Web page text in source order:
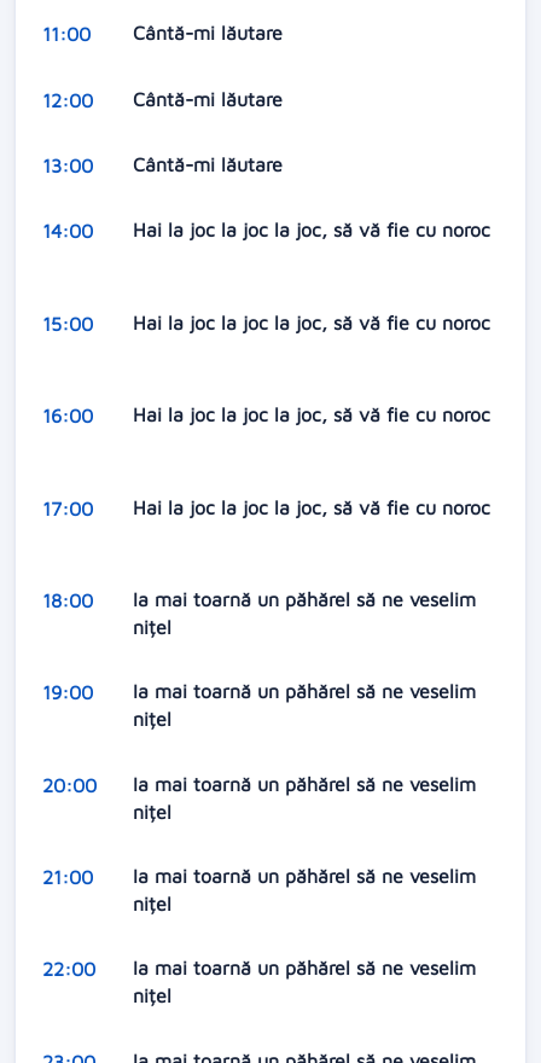
11:00 Cântă-mi lăutare
12:00 Cântă-mi lăutare
13:00 Cântă-mi lăutare
14:00 Hai la joc la joc la joc, să vă fie cu noroc
15:00 Hai la joc la joc la joc, să vă fie cu noroc
16:00 Hai la joc la joc la joc, să vă fie cu noroc
17:00 Hai la joc la joc la joc, să vă fie cu noroc
18:00
Ia mai toarnă un păhărel să ne veselim
nițel
19:00
Ia mai toarnă un păhărel să ne veselim
nițel
20:00
Ia mai toarnă un păhărel să ne veselim
nițel
21:00
Ia mai toarnă un păhărel să ne veselim
nițel
22:00
Ia mai toarnă un păhărel să ne veselim
nițel